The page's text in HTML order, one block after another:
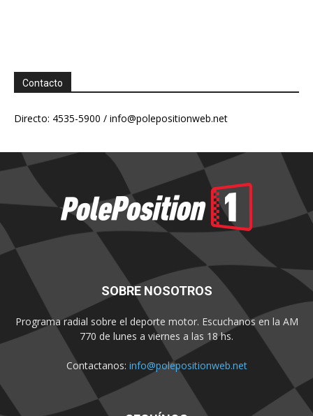
Contacto
Directo: 4535-5900 / info@polepositionweb.net
SOBRE NOSOTROS
Programa radial sobre el deporte motor. Escuchanos en la AM
770 de lunes a viernes a las 18 hs.
Contactanos: info@polepositionweb.net